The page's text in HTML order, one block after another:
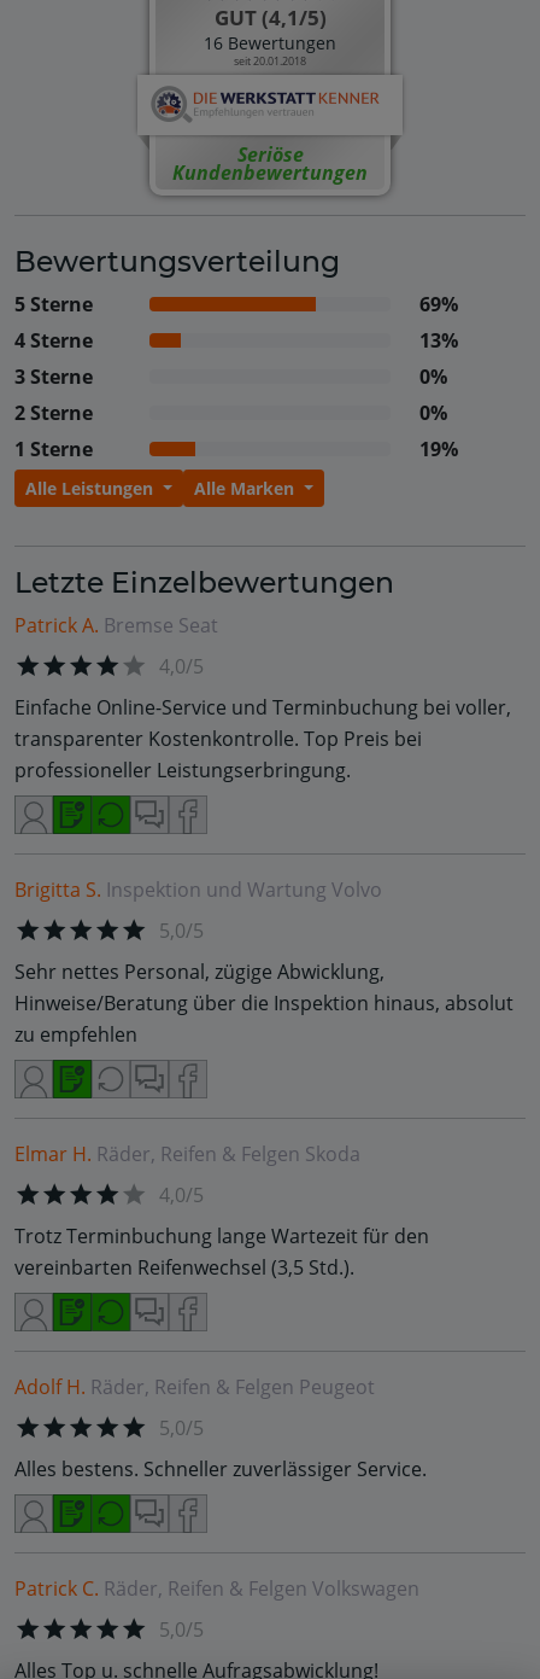
GUT (4,1/5)
16 Bewertungen
seit 20.01.2018
Seriöse
Kundenbewertungen
Bewertungsverteilung
5 Sterne
69%
4 Sterne
13%
3 Sterne
0%
2 Sterne
0%
1 Sterne
19%
Alle Leistungen Alle Marken
Letzte Einzelbewertungen
Patrick A. Bremse Seat
4,0/5
Einfache Online-Service und Terminbuchung bei voller,
transparenter Kostenkontrolle. Top Preis bei
professioneller Leistungserbringung.
Brigitta S. Inspektion und Wartung Volvo
5,0/5
Sehr nettes Personal, zügige Abwicklung,
Hinweise/Beratung über die Inspektion hinaus, absolut
zu empfehlen
Elmar H. Räder, Reifen & Felgen Skoda
4,0/5
Trotz Terminbuchung lange Wartezeit für den
vereinbarten Reifenwechsel (3,5 Std.).
Adolf H. Räder, Reifen & Felgen Peugeot
5,0/5
Alles bestens. Schneller zuverlässiger Service.
Patrick C. Räder, Reifen & Felgen Volkswagen
5,0/5
Alles Top u. schnelle Aufragsabwicklung!